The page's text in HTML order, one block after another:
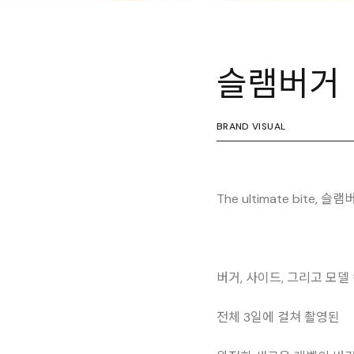
슬램버거
BRAND VISUAL
The ultimate bite, 슬램
버거, 사이드, 그리고 모델
전체 3일에 걸쳐 촬영된